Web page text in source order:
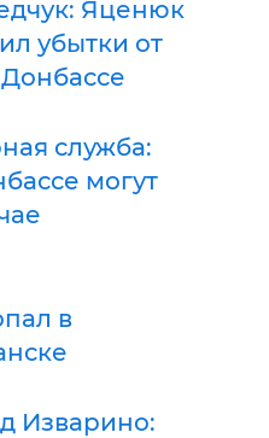
Яценюк
убытки от
служба:
могут
в
Изварино: